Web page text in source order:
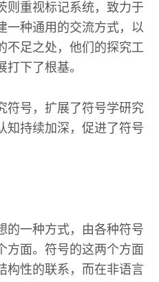
则重视标记系统，致力于
一种通用的交流方式，以
不足之处，他们的探究工
下了根基。
符号，扩展了符号学研究
知持续加深，促进了符号
的一种方式，由各种符号
方面。符号的这两个方面
构性的联系，而在非语言